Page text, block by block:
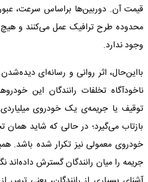
قیمت آن. دوربین‌ها براساس سرعت، عبور
محدوده طرح ترافیک عمل می‌کنند و
وجود ندارد.
بااین‌حال، اثر روانی و رسانه‌ای
ناخودآگاه تخلفات رانندگان این
توقیف یا جریمه‌ی یک خودروی
بازتاب می‌گیرد؛ در حالی که شاید
خودروی معمولی نیز تکرار شده باشد.
جریمه را میان رانندگان گسترش